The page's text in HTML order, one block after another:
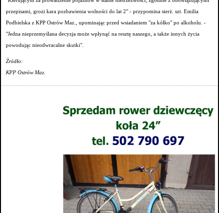
przepisami, grozi kara pozbawienia wolności do lat 2" - przypomina sierż. szt. Emilia
Podbielska z KPP Ostrów Maz., upominając przed wsiadaniem "za kółko" po alkoholu. -
"Jedna nieprzemyślana decyzja może wpłynąć na resztę naszego, a także innych życia
powodując nieodwracalne skutki".
Źródło:
KPP Ostrów Maz.